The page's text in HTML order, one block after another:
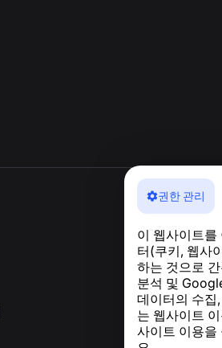
권한 관리
이 웹사이트
터(쿠키, 웹사
하는 것으로
분석 및
데이터의 수집
는 웹사이트
사이트 이용을